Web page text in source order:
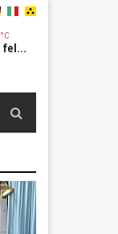
fel...